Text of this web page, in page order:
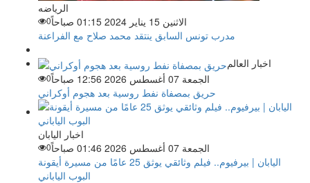
الرياضه
الاثنين 15 يناير 2024 01:15 صباحاً
0
مدرب تونس السابق ينتقد محمد صلاح مع الفراعنة
اخبار العالم
الجمعة 07 أغسطس 2026 12:56 صباحاً
0
حريق بمصفاة نفط روسية بعد هجوم أوكراني
اخبار اليابان
الجمعة 07 أغسطس 2026 01:46 صباحاً
0
اليابان | بيرفيوم.. فيلم وثائقي يوثق 25 عامًا من مسيرة أيقونة
البوب الياباني